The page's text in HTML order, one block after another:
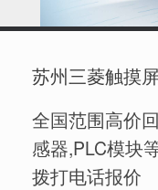
苏州三菱触摸
全国范围高价
感器,PLC模块
拨打电话报价